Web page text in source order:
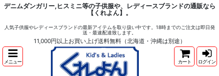
デニムダンガリー,ヒスミニ等の子供服や、レディースブランドの通販なら
【くれよん】。
人気子供服やレディースブランドの最新アイテムを取り扱い中です。18時までのご注文は即日発
送・最速配達致します。
11,000円以上お買い上げ送料無料（北海道・沖縄は別途）
メニュー カート ログイン